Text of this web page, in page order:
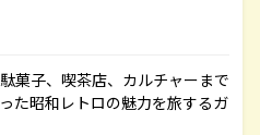
菓子、喫茶店、カルチャーまで
た昭和レトロの魅力を旅するガ